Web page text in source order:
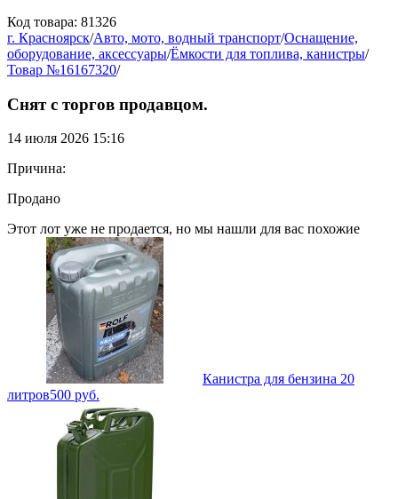
Код товара: 81326
г. Красноярск/Авто, мото, водный транспорт/Оснащение,
оборудование, аксессуары/Ёмкости для топлива, канистры/
Товар №16167320/
Снят с торгов продавцом.
14 июля 2026 15:16
Причина:
Продано
Этот лот уже не продается, но мы нашли для вас похожие
Канистра для бензина 20
литров500 руб.